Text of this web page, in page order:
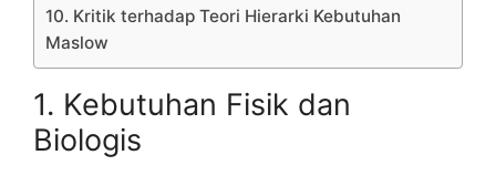
10. Kritik terhadap Teori Hierarki Kebutuhan
Maslow
1. Kebutuhan Fisik dan
Biologis